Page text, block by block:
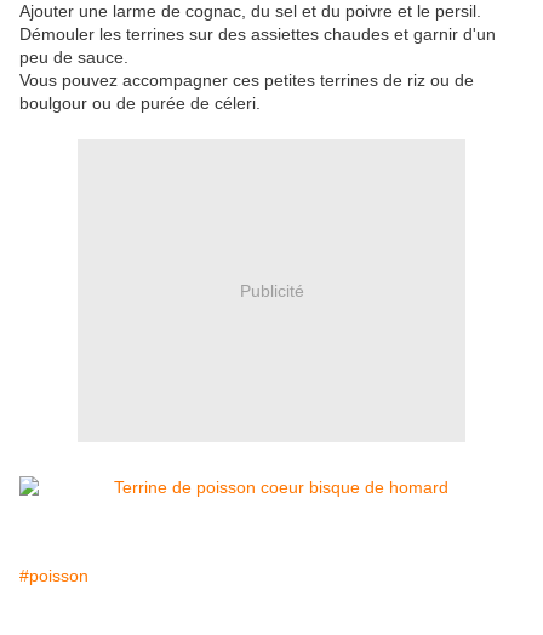
Ajouter une larme de cognac, du sel et du poivre et le persil.
Démouler les terrines sur des assiettes chaudes et garnir d'un
peu de sauce.
Vous pouvez accompagner ces petites terrines de riz ou de
boulgour ou de purée de céleri.
Publicité
#poisson